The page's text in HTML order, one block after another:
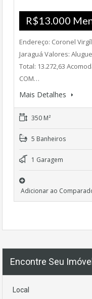
R$13.000
Endereço: Coronel
Jaraguá Valores:
Total: 13.272,63
COM…
Mais Detalhes
350 M²
5 Banheiros
1 Garagem
Adicionar ao
Encontre Seu Imóvel
Local